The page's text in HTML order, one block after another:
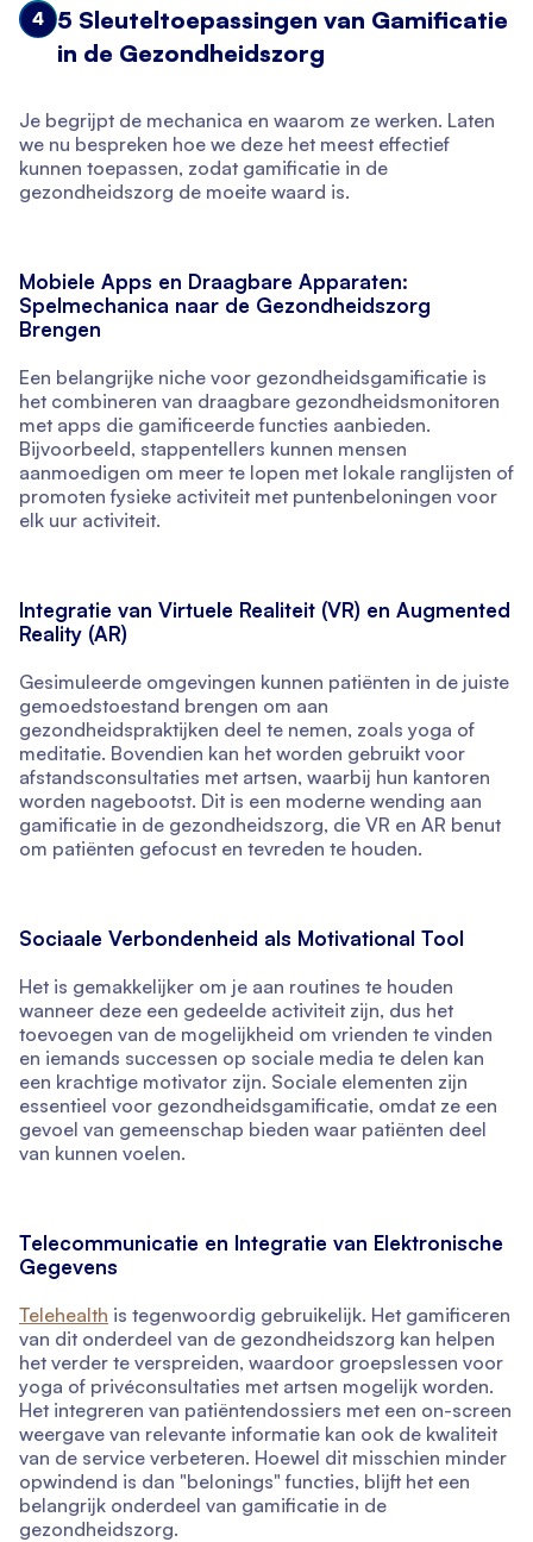
4
5 Sleuteltoepassingen van Gamificatie
in de Gezondheidszorg
Je begrijpt de mechanica en waarom ze werken. Laten
we nu bespreken hoe we deze het meest effectief
kunnen toepassen, zodat gamificatie in de
gezondheidszorg de moeite waard is.
Mobiele Apps en Draagbare Apparaten:
Spelmechanica naar de Gezondheidszorg
Brengen
Een belangrijke niche voor gezondheidsgamificatie is
het combineren van draagbare gezondheidsmonitoren
met apps die gamificeerde functies aanbieden.
Bijvoorbeeld, stappentellers kunnen mensen
aanmoedigen om meer te lopen met lokale ranglijsten of
promoten fysieke activiteit met puntenbeloningen voor
elk uur activiteit.
Integratie van Virtuele Realiteit (VR) en Augmented
Reality (AR)
Gesimuleerde omgevingen kunnen patiënten in de juiste
gemoedstoestand brengen om aan
gezondheidspraktijken deel te nemen, zoals yoga of
meditatie. Bovendien kan het worden gebruikt voor
afstandsconsultaties met artsen, waarbij hun kantoren
worden nagebootst. Dit is een moderne wending aan
gamificatie in de gezondheidszorg, die VR en AR benut
om patiënten gefocust en tevreden te houden.
Sociaale Verbondenheid als Motivational Tool
Het is gemakkelijker om je aan routines te houden
wanneer deze een gedeelde activiteit zijn, dus het
toevoegen van de mogelijkheid om vrienden te vinden
en iemands successen op sociale media te delen kan
een krachtige motivator zijn. Sociale elementen zijn
essentieel voor gezondheidsgamificatie, omdat ze een
gevoel van gemeenschap bieden waar patiënten deel
van kunnen voelen.
Telecommunicatie en Integratie van Elektronische
Gegevens
Telehealth is tegenwoordig gebruikelijk. Het gamificeren
van dit onderdeel van de gezondheidszorg kan helpen
het verder te verspreiden, waardoor groepslessen voor
yoga of privéconsultaties met artsen mogelijk worden.
Het integreren van patiëntendossiers met een on-screen
weergave van relevante informatie kan ook de kwaliteit
van de service verbeteren. Hoewel dit misschien minder
opwindend is dan "belonings" functies, blijft het een
belangrijk onderdeel van gamificatie in de
gezondheidszorg.